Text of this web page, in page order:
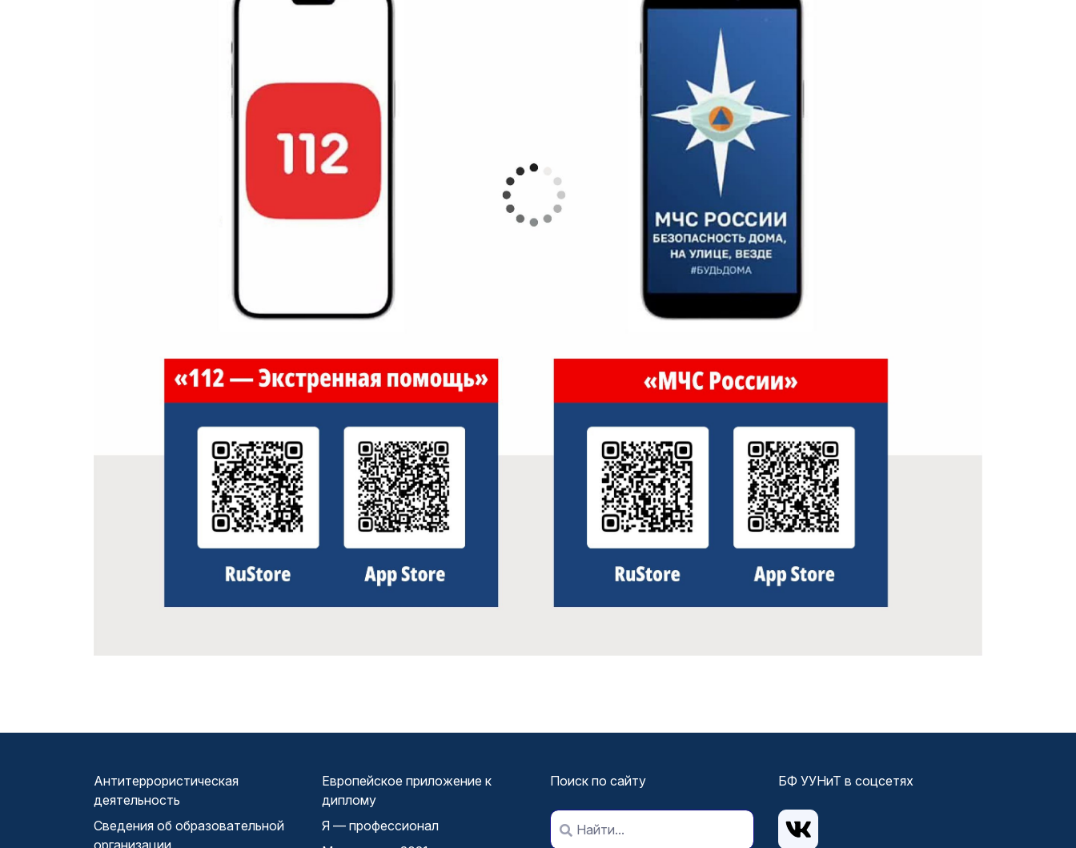
Антитеррористическая
деятельность
Сведения об образовательной
организации
Европейское приложение к
диплому
Я — профессионал
Поиск по сайту БФ УУНиТ в соцсетях